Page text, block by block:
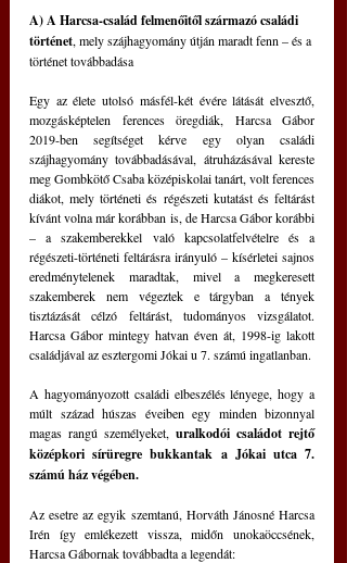
A) A Harcsa-család felmenőitől származó családi
történet, mely szájhagyomány útján maradt fenn – és a
történet továbbadása
Egy az élete utolsó másfél-két évére látását elvesztő,
mozgásképtelen ferences öregdiák, Harcsa Gábor
2019-ben segítséget kérve egy olyan családi
szájhagyomány továbbadásával, átruházásával kereste
meg Gombkötő Csaba középiskolai tanárt, volt ferences
diákot, mely történeti és régészeti kutatást és feltárást
kívánt volna már korábban is, de Harcsa Gábor korábbi
– a szakemberekkel való kapcsolatfelvételre és a
régészeti-történeti feltárásra irányuló – kísérletei sajnos
eredménytelenek maradtak, mivel a megkeresett
szakemberek nem végeztek e tárgyban a tények
tisztázását célzó feltárást, tudományos vizsgálatot.
Harcsa Gábor mintegy hatvan éven át, 1998-ig lakott
családjával az esztergomi Jókai u 7. számú ingatlanban.
A hagyományozott családi elbeszélés lényege, hogy a
múlt század húszas éveiben egy minden bizonnyal
magas rangú személyeket, uralkodói családot rejtő
középkori sírüregre bukkantak a Jókai utca 7.
számú ház végében.
Az esetre az egyik szemtanú, Horváth Jánosné Harcsa
Irén így emlékezett vissza, midőn unokaöccsének,
Harcsa Gábornak továbbadta a legendát: